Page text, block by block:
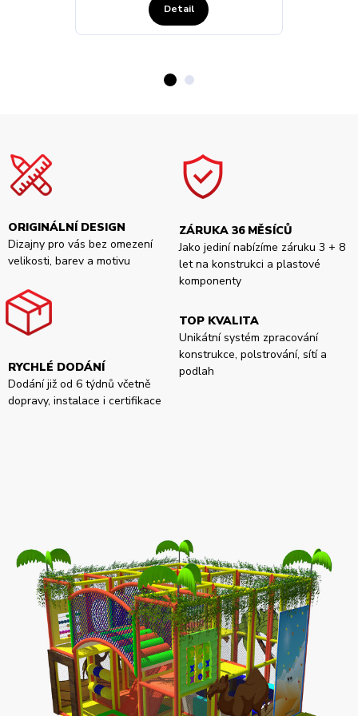
Detail
ORIGINÁLNÍ DESIGN
Dizajny pro vás bez omezení
velikosti, barev a motivu
ZÁRUKA 36 MĚSÍCŮ
Jako jediní nabízíme záruku 3 + 8
let na konstrukci a plastové
komponenty
RYCHLÉ DODÁNÍ
Dodání již od 6 týdnů včetně
dopravy, instalace i certifikace
TOP KVALITA
Unikátní systém zpracování
konstrukce, polstrování, sítí a
podlah